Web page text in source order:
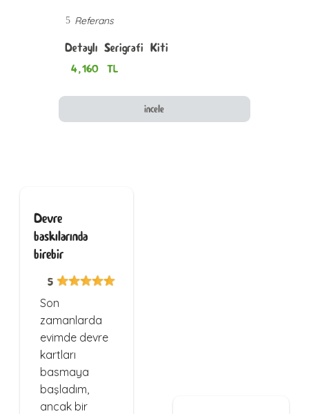
5 Referans
Detaylı Serigrafi Kiti
4,160 TL
incele
Devre
baskılarında
birebir
5
Son
zamanlarda
evimde devre
kartları
basmaya
başladım,
ancak bir